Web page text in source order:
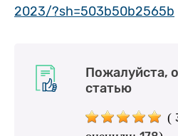
2023/?sh=503b50b2565b
Пожалуйста,
статью
(